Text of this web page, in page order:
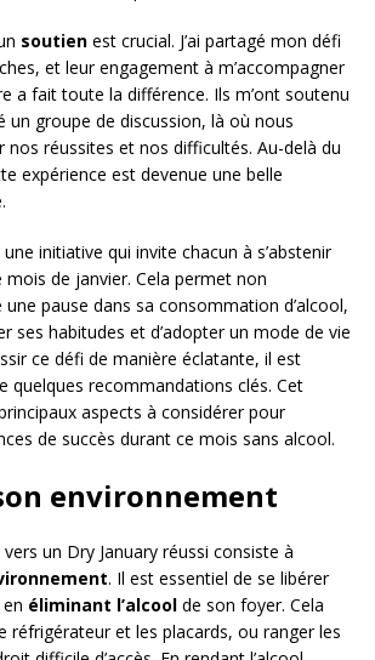
soutien est crucial. J’ai partagé mon défi
et leur engagement à m’accompagner
a fait toute la différence. Ils m’ont soutenu
un groupe de discussion, là où nous
nos réussites et nos difficultés. Au-delà du
expérience est devenue une belle
initiative qui invite chacun à s’abstenir
mois de janvier. Cela permet non
pause dans sa consommation d’alcool,
ses habitudes et d’adopter un mode de vie
ce défi de manière éclatante, il est
quelques recommandations clés. Cet
aspects à considérer pour
de succès durant ce mois sans alcool.
environnement
un Dry January réussi consiste à
. Il est essentiel de se libérer
éliminant l’alcool de son foyer. Cela
réfrigérateur et les placards, ou ranger les